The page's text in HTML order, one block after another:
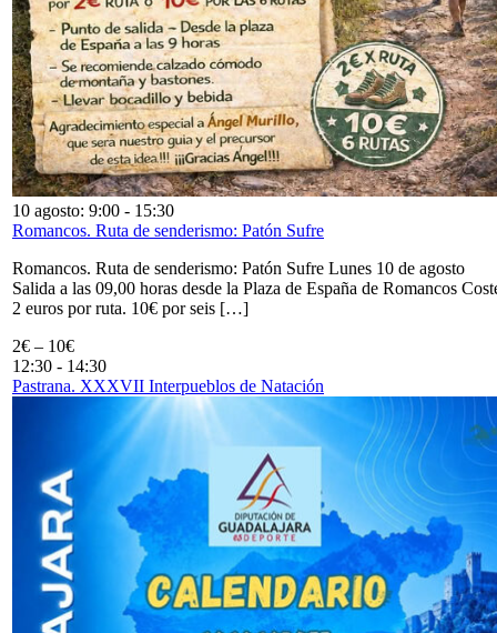
10 agosto: 9:00 - 15:30
Romancos. Ruta de senderismo: Patón Sufre
Romancos. Ruta de senderismo: Patón Sufre Lunes 10 de agosto
Salida a las 09,00 horas desde la Plaza de España de Romancos
2 euros por ruta. 10€ por seis […]
2€ – 10€
12:30 - 14:30
Pastrana. XXXVII Interpueblos de Natación